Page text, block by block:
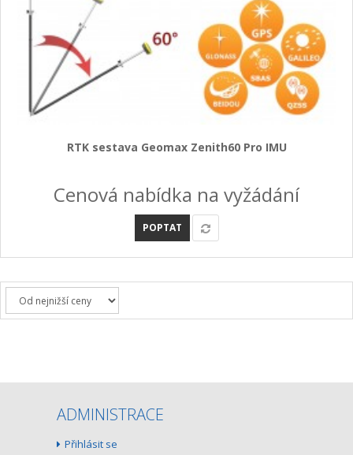
RTK sestava Geomax Zenith60 Pro IMU
Cenová nabídka na vyžádání
POPTAT
ADMINISTRACE
Přihlásit se